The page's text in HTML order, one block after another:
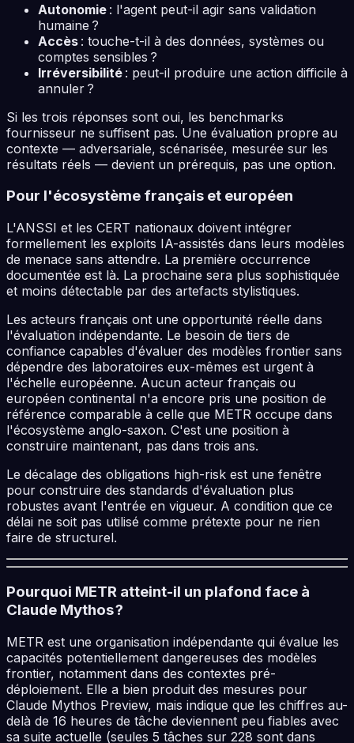
Autonomie : l'agent peut-il agir sans validation
humaine ?
Accès : touche-t-il à des données, systèmes ou
comptes sensibles ?
Irréversibilité : peut-il produire une action difficile à
annuler ?
Si les trois réponses sont oui, les benchmarks
fournisseur ne suffisent pas. Une évaluation propre au
contexte — adversariale, scénarisée, mesurée sur les
résultats réels — devient un prérequis, pas une option.
Pour l'écosystème français et européen
L'ANSSI et les CERT nationaux doivent intégrer
formellement les exploits IA-assistés dans leurs modèles
de menace sans attendre. La première occurrence
documentée est là. La prochaine sera plus sophistiquée
et moins détectable par des artefacts stylistiques.
Les acteurs français ont une opportunité réelle dans
l'évaluation indépendante. Le besoin de tiers de
confiance capables d'évaluer des modèles frontier sans
dépendre des laboratoires eux-mêmes est urgent à
l'échelle européenne. Aucun acteur français ou
européen continental n'a encore pris une position de
référence comparable à celle que METR occupe dans
l'écosystème anglo-saxon. C'est une position à
construire maintenant, pas dans trois ans.
Le décalage des obligations high-risk est une fenêtre
pour construire des standards d'évaluation plus
robustes avant l'entrée en vigueur. A condition que ce
délai ne soit pas utilisé comme prétexte pour ne rien
faire de structurel.
Pourquoi METR atteint-il un plafond face à
Claude Mythos ?
METR est une organisation indépendante qui évalue les
capacités potentiellement dangereuses des modèles
frontier, notamment dans des contextes pré-
déploiement. Elle a bien produit des mesures pour
Claude Mythos Preview, mais indique que les chiffres au-
delà de 16 heures de tâche deviennent peu fiables avec
sa suite actuelle (seules 5 tâches sur 228 sont dans